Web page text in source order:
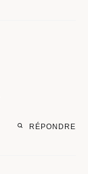
RÉPONDRE